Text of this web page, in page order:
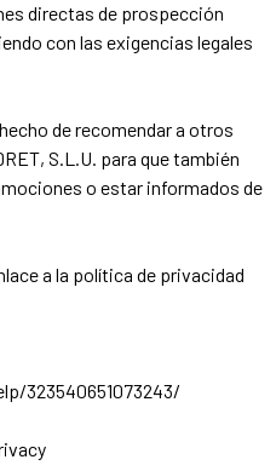
directas de prospección
con las exigencias legales
de recomendar a otros
S.L.U. para que también
o estar informados de
a la política de privacidad
323540651073243/